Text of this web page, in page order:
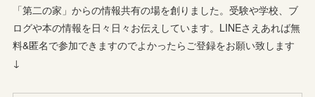
「第二の家」からの情報共有の場を創りました。受験や学校、ブ
ログや本の情報を日々日々お伝えしています。LINEさえあれば無
料&匿名で参加できますのでよかったらご登録をお願い致します
↓